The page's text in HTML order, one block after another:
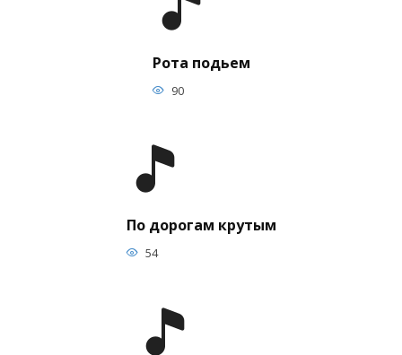
Рота подьем
90
По дорогам крутым
54